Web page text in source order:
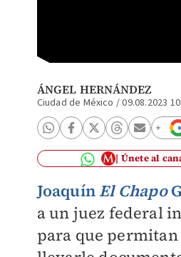
ÁNGEL HERNÁNDEZ
Ciudad de México /09.08.2023
Únete al
Joaquín El Chapo
a un juez federal
para que permitan